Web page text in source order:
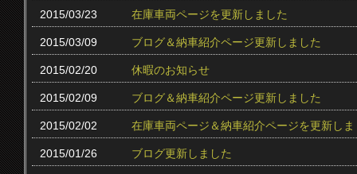
2015/03/23 在庫車両ページを更新しました
2015/03/09 ブログ＆納車紹介ページ更新しました
2015/02/20 休暇のお知らせ
2015/02/09 ブログ＆納車紹介ページ更新しました
2015/02/02 在庫車両ページ＆納車紹介ページを更新し
2015/01/26 ブログ更新しました